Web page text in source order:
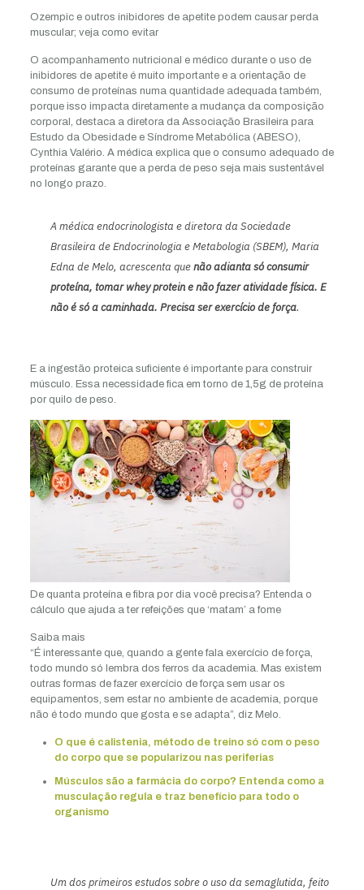
Ozempic e outros inibidores de apetite podem causar perda
muscular; veja como evitar
O acompanhamento nutricional e médico durante o uso de
inibidores de apetite é muito importante e a orientação de
consumo de proteínas numa quantidade adequada também,
porque isso impacta diretamente a mudança da composição
corporal, destaca a diretora da Associação Brasileira para
Estudo da Obesidade e Síndrome Metabólica (ABESO),
Cynthia Valério. A médica explica que o consumo adequado de
proteínas garante que a perda de peso seja mais sustentável
no longo prazo.
A médica endocrinologista e diretora da Sociedade
Brasileira de Endocrinologia e Metabologia (SBEM), Maria
Edna de Melo, acrescenta quenão adianta só consumir
proteína, tomar whey protein e não fazer atividade física. E
não é só a caminhada. Precisa ser exercício de força.
E a ingestão proteica suficiente é importante para construir
músculo. Essa necessidade fica em torno de 1,5g de proteína
por quilo de peso.
De quanta proteína e fibra por dia você precisa? Entenda o
cálculo que ajuda a ter refeições que ‘matam’ a fome
Saiba mais
“É interessante que, quando a gente fala exercício de força,
todo mundo só lembra dos ferros da academia. Mas existem
outras formas de fazer exercício de força sem usar os
equipamentos, sem estar no ambiente de academia, porque
não é todo mundo que gosta e se adapta”, diz Melo.
O que é calistenia, método de treino só com o peso
do corpo que se popularizou nas periferias
Músculos são a farmácia do corpo? Entenda como a
musculação regula e traz benefício para todo o
organismo
Um dos primeiros estudos sobre o uso da semaglutida, feito